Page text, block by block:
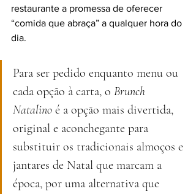
restaurante a promessa de oferecer
“comida que abraça” a qualquer hora do
dia.
Para ser pedido enquanto menu ou
cada opção à carta, o Brunch
Natalino é a opção mais divertida,
original e aconchegante para
substituir os tradicionais almoços e
jantares de Natal que marcam a
época, por uma alternativa que